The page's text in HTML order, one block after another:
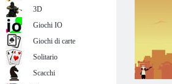
3D
Giochi IO
Giochi di carte
Solitario
Scacchi